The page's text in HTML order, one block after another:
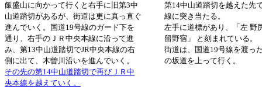
飯盛山に向かって行くと右手に旧第3中
山道踏切があるが、街道は更に真っ直ぐ
進んでいく。国道19号線のガード下を
通り、右手のＪＲ中央本線に沿って進
み、第13中山道踏切でJR中央本線の右
側に出て、木曽川沿いを進んでいく。
その先の第14中山道踏切で再びＪＲ中
央本線を越えていく。
第14中山道踏切を越えた先
線に突き当たる。
左手に道標があり、「左
留野宿」 と刻まれている。
街道は、国道19号線を渡っ
の坂道を上って行く。